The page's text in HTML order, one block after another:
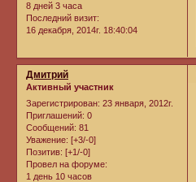
8 дней 3 часа
Последний визит:
16 декабря, 2014г. 18:40:04
Дмитрий
Активный участник
Зарегистрирован: 23 января, 2012г.
Приглашений: 0
Сообщений: 81
Уважение: [+3/-0]
Позитив: [+1/-0]
Провел на форуме:
1 день 10 часов